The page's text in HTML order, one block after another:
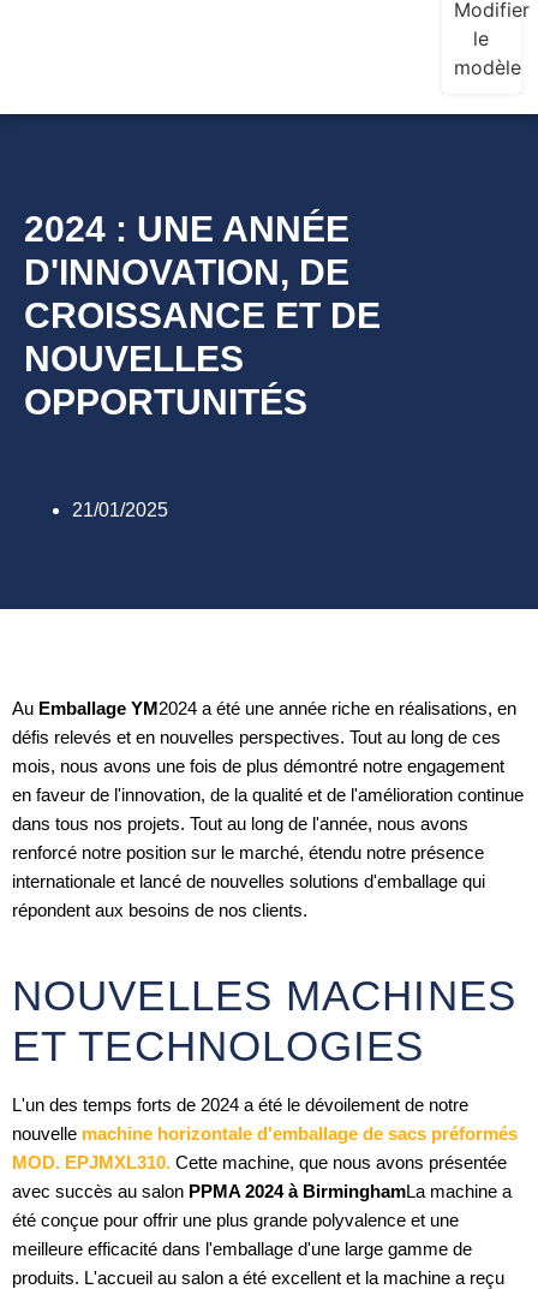
Modifier
le
modèle
2024 : UNE ANNÉE
D'INNOVATION, DE
CROISSANCE ET DE
NOUVELLES
OPPORTUNITÉS
21/01/2025
Au Emballage YM2024 a été une année riche en réalisations, en
défis relevés et en nouvelles perspectives. Tout au long de ces
mois, nous avons une fois de plus démontré notre engagement
en faveur de l'innovation, de la qualité et de l'amélioration continue
dans tous nos projets. Tout au long de l'année, nous avons
renforcé notre position sur le marché, étendu notre présence
internationale et lancé de nouvelles solutions d'emballage qui
répondent aux besoins de nos clients.
NOUVELLES MACHINES
ET TECHNOLOGIES
L'un des temps forts de 2024 a été le dévoilement de notre
nouvelle machine horizontale d'emballage de sacs préformés
MOD. EPJMXL310. Cette machine, que nous avons présentée
avec succès au salon PPMA 2024 à BirminghamLa machine a
été conçue pour offrir une plus grande polyvalence et une
meilleure efficacité dans l'emballage d'une large gamme de
produits. L'accueil au salon a été excellent et la machine a reçu